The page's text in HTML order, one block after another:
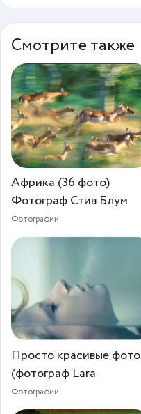
Смотрите также
Африка (36 фото)
Фотограф Стив Блум
Фотографии
Просто красивые фото
(фотограф Lara
Фотографии